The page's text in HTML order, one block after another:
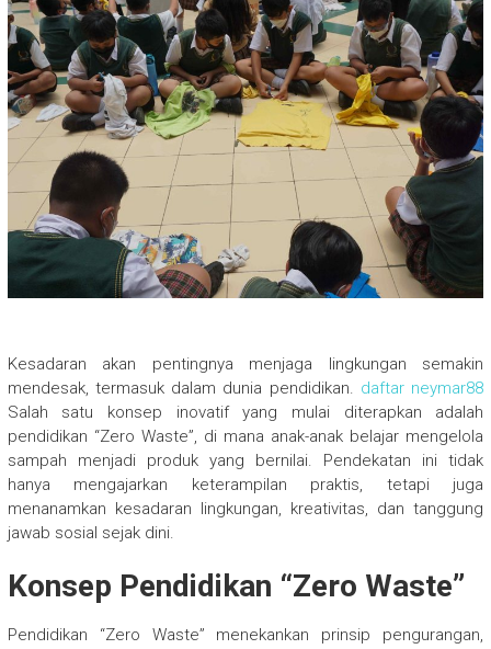
Kesadaran akan pentingnya menjaga lingkungan semakin
mendesak, termasuk dalam dunia pendidikan. daftar neymar88
Salah satu konsep inovatif yang mulai diterapkan adalah
pendidikan “Zero Waste”, di mana anak-anak belajar mengelola
sampah menjadi produk yang bernilai. Pendekatan ini tidak
hanya mengajarkan keterampilan praktis, tetapi juga
menanamkan kesadaran lingkungan, kreativitas, dan tanggung
jawab sosial sejak dini.
Konsep Pendidikan “Zero Waste”
Pendidikan “Zero Waste” menekankan prinsip pengurangan,